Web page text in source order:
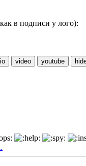
в подписи у лого):
video youtube